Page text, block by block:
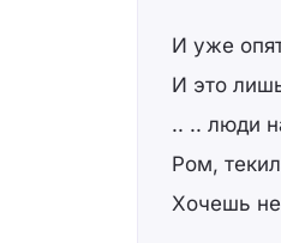
И уже
И это
.. .. люди
Ром,
Хочешь